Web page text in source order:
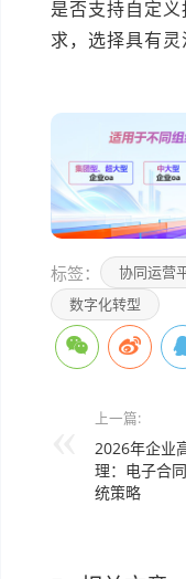
是否支持自定
求，选择具有灵
标签： 协同运营
数字化转型
上一篇:
2026年企业
理：电子合
统策略